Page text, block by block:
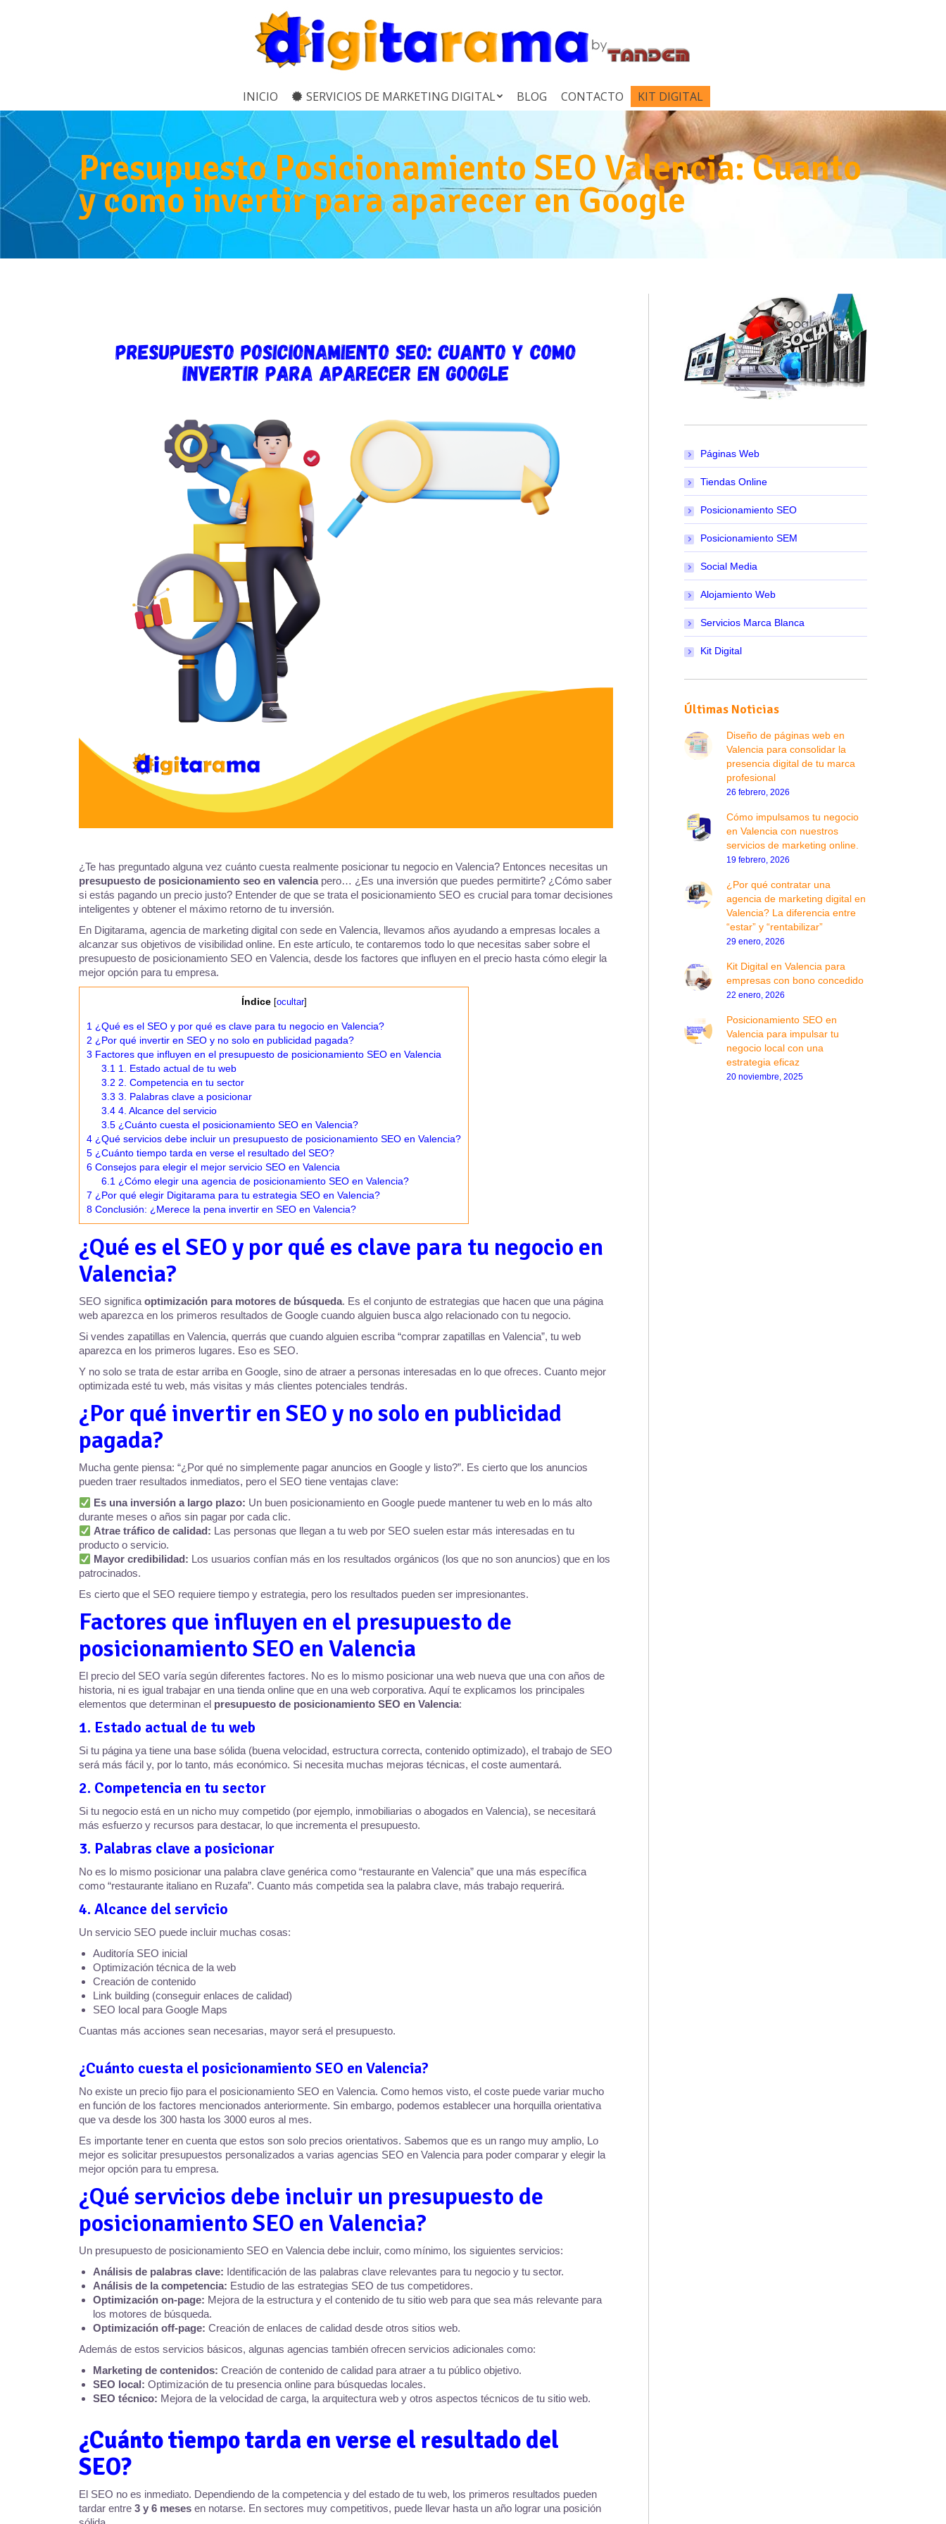
INICIO SERVICIOS DE MARKETING DIGITAL BLOG CONTACTO KIT DIGITAL
Presupuesto Posicionamiento SEO Valencia: Cuanto
y como invertir para aparecer en Google
¿Te has preguntado alguna vez cuánto cuesta realmente posicionar tu negocio en Valencia? Entonces necesitas un
presupuesto de posicionamiento seo en valencia pero… ¿Es una inversión que puedes permitirte? ¿Cómo saber
si estás pagando un precio justo? Entender de que se trata el posicionamiento SEO es crucial para tomar decisiones
inteligentes y obtener el máximo retorno de tu inversión.
En Digitarama, agencia de marketing digital con sede en Valencia, llevamos años ayudando a empresas locales a
alcanzar sus objetivos de visibilidad online. En este artículo, te contaremos todo lo que necesitas saber sobre el
presupuesto de posicionamiento SEO en Valencia, desde los factores que influyen en el precio hasta cómo elegir la
mejor opción para tu empresa.
Índice [ocultar]
1 ¿Qué es el SEO y por qué es clave para tu negocio en Valencia?
2 ¿Por qué invertir en SEO y no solo en publicidad pagada?
3 Factores que influyen en el presupuesto de posicionamiento SEO en Valencia
3.1 1. Estado actual de tu web
3.2 2. Competencia en tu sector
3.3 3. Palabras clave a posicionar
3.4 4. Alcance del servicio
3.5 ¿Cuánto cuesta el posicionamiento SEO en Valencia?
4 ¿Qué servicios debe incluir un presupuesto de posicionamiento SEO en Valencia?
5 ¿Cuánto tiempo tarda en verse el resultado del SEO?
6 Consejos para elegir el mejor servicio SEO en Valencia
6.1 ¿Cómo elegir una agencia de posicionamiento SEO en Valencia?
7 ¿Por qué elegir Digitarama para tu estrategia SEO en Valencia?
8 Conclusión: ¿Merece la pena invertir en SEO en Valencia?
¿Qué es el SEO y por qué es clave para tu negocio en
Valencia?
SEO significa optimización para motores de búsqueda. Es el conjunto de estrategias que hacen que una página
web aparezca en los primeros resultados de Google cuando alguien busca algo relacionado con tu negocio.
Si vendes zapatillas en Valencia, querrás que cuando alguien escriba “comprar zapatillas en Valencia”, tu web
aparezca en los primeros lugares. Eso es SEO.
Y no solo se trata de estar arriba en Google, sino de atraer a personas interesadas en lo que ofreces. Cuanto mejor
optimizada esté tu web, más visitas y más clientes potenciales tendrás.
¿Por qué invertir en SEO y no solo en publicidad
pagada?
Mucha gente piensa: “¿Por qué no simplemente pagar anuncios en Google y listo?”. Es cierto que los anuncios
pueden traer resultados inmediatos, pero el SEO tiene ventajas clave:
Es una inversión a largo plazo: Un buen posicionamiento en Google puede mantener tu web en lo más alto
durante meses o años sin pagar por cada clic.
Atrae tráfico de calidad: Las personas que llegan a tu web por SEO suelen estar más interesadas en tu
producto o servicio.
Mayor credibilidad: Los usuarios confían más en los resultados orgánicos (los que no son anuncios) que en los
patrocinados.
Es cierto que el SEO requiere tiempo y estrategia, pero los resultados pueden ser impresionantes.
Factores que influyen en el presupuesto de
posicionamiento SEO en Valencia
El precio del SEO varía según diferentes factores. No es lo mismo posicionar una web nueva que una con años de
historia, ni es igual trabajar en una tienda online que en una web corporativa. Aquí te explicamos los principales
elementos que determinan el presupuesto de posicionamiento SEO en Valencia:
1. Estado actual de tu web
Si tu página ya tiene una base sólida (buena velocidad, estructura correcta, contenido optimizado), el trabajo de SEO
será más fácil y, por lo tanto, más económico. Si necesita muchas mejoras técnicas, el coste aumentará.
2. Competencia en tu sector
Si tu negocio está en un nicho muy competido (por ejemplo, inmobiliarias o abogados en Valencia), se necesitará
más esfuerzo y recursos para destacar, lo que incrementa el presupuesto.
3. Palabras clave a posicionar
No es lo mismo posicionar una palabra clave genérica como “restaurante en Valencia” que una más específica
como “restaurante italiano en Ruzafa”. Cuanto más competida sea la palabra clave, más trabajo requerirá.
4. Alcance del servicio
Un servicio SEO puede incluir muchas cosas:
Auditoría SEO inicial
Optimización técnica de la web
Creación de contenido
Link building (conseguir enlaces de calidad)
SEO local para Google Maps
Cuantas más acciones sean necesarias, mayor será el presupuesto.
¿Cuánto cuesta el posicionamiento SEO en Valencia?
No existe un precio fijo para el posicionamiento SEO en Valencia. Como hemos visto, el coste puede variar mucho
en función de los factores mencionados anteriormente. Sin embargo, podemos establecer una horquilla orientativa
que va desde los 300 hasta los 3000 euros al mes.
Es importante tener en cuenta que estos son solo precios orientativos. Sabemos que es un rango muy amplio, Lo
mejor es solicitar presupuestos personalizados a varias agencias SEO en Valencia para poder comparar y elegir la
mejor opción para tu empresa.
¿Qué servicios debe incluir un presupuesto de
posicionamiento SEO en Valencia?
Un presupuesto de posicionamiento SEO en Valencia debe incluir, como mínimo, los siguientes servicios:
Análisis de palabras clave: Identificación de las palabras clave relevantes para tu negocio y tu sector.
Análisis de la competencia: Estudio de las estrategias SEO de tus competidores.
Optimización on-page: Mejora de la estructura y el contenido de tu sitio web para que sea más relevante para
los motores de búsqueda.
Optimización off-page: Creación de enlaces de calidad desde otros sitios web.
Además de estos servicios básicos, algunas agencias también ofrecen servicios adicionales como:
Marketing de contenidos: Creación de contenido de calidad para atraer a tu público objetivo.
SEO local: Optimización de tu presencia online para búsquedas locales.
SEO técnico: Mejora de la velocidad de carga, la arquitectura web y otros aspectos técnicos de tu sitio web.
¿Cuánto tiempo tarda en verse el resultado del
SEO?
El SEO no es inmediato. Dependiendo de la competencia y del estado de tu web, los primeros resultados pueden
tardar entre 3 y 6 meses en notarse. En sectores muy competitivos, puede llevar hasta un año lograr una posición
Páginas Web
Tiendas Online
Posicionamiento SEO
Posicionamiento SEM
Social Media
Alojamiento Web
Servicios Marca Blanca
Kit Digital
Últimas Noticias
Diseño de páginas web en
Valencia para consolidar la
presencia digital de tu marca
profesional
26 febrero, 2026
Cómo impulsamos tu negocio
en Valencia con nuestros
servicios de marketing online.
19 febrero, 2026
¿Por qué contratar una
agencia de marketing digital en
Valencia? La diferencia entre
“estar” y “rentabilizar”
29 enero, 2026
Kit Digital en Valencia para
empresas con bono concedido
22 enero, 2026
Posicionamiento SEO en
Valencia para impulsar tu
negocio local con una
estrategia eficaz
20 noviembre, 2025